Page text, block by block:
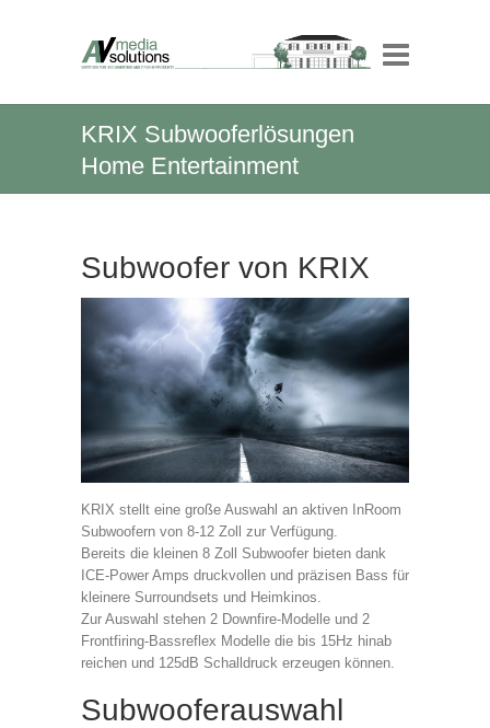
KRIX Subwooferlösungen
Home Entertainment
Subwoofer von KRIX
KRIX stellt eine große Auswahl an aktiven InRoom
Subwoofern von 8-12 Zoll zur Verfügung.
Bereits die kleinen 8 Zoll Subwoofer bieten dank
ICE-Power Amps druckvollen und präzisen Bass für
kleinere Surroundsets und Heimkinos.
Zur Auswahl stehen 2 Downfire-Modelle und 2
Frontfiring-Bassreflex Modelle die bis 15Hz hinab
reichen und 125dB Schalldruck erzeugen können.
Subwooferauswahl